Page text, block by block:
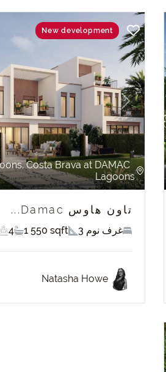
Next
New development
Costa Brava at DAMAC
Lagoons
تاون هاوس Damac...
3 غرف نوم 1 550 sqft
4
Natasha Howe